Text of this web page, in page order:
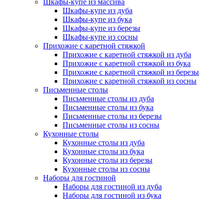
Шкафы-купе из массива
Шкафы-купе из дуба
Шкафы-купе из бука
Шкафы-купе из березы
Шкафы-купе из сосны
Прихожие с каретной стяжкой
Прихожие с каретной стяжкой из дуба
Прихожие с каретной стяжкой из бука
Прихожие с каретной стяжкой из березы
Прихожие с каретной стяжкой из сосны
Письменные столы
Письменные столы из дуба
Письменные столы из бука
Письменные столы из березы
Письменные столы из сосны
Кухонные столы
Кухонные столы из дуба
Кухонные столы из бука
Кухонные столы из березы
Кухонные столы из сосны
Наборы для гостиной
Наборы для гостиной из дуба
Наборы для гостиной из бука